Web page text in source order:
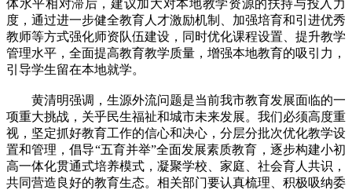
体水平相对滞后，建议加大对本地教学资源的扶持与投入力
度，通过进一步健全教育人才激励机制、加强培育和引进优秀
教师等方式强化师资队伍建设，同时优化课程设置、提升教学
管理水平，全面提高教育教学质量，增强本地教育的吸引力，
引导学生留在本地就学。
黄清明强调，生源外流问题是当前我市教育发展面临的一
项重大挑战，关乎民生福祉和城市未来发展。我们必须高度重
视，坚定抓好教育工作的信心和决心，分层分批次优化教学设
置和管理，倡导“五育并举”全面发展素质教育，逐步构建小初
高一体化贯通式培养模式，凝聚学校、家庭、社会育人共识，
共同营造良好的教育生态。相关部门要认真梳理、积极吸纳委